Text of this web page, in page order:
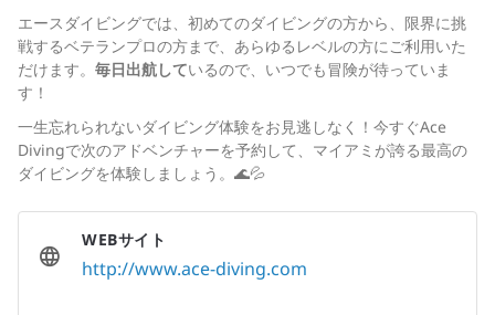
エースダイビングでは、初めてのダイビングの方から、限界に挑
戦するベテランプロの方まで、あらゆるレベルの方にご利用いた
だけます。 毎日出航しているので、いつでも冒険が待っていま
す！
一生忘れられないダイビング体験をお見逃しなく！今すぐAce
Divingで次のアドベンチャーを予約して、マイアミが誇る最高の
ダイビングを体験しましょう。🌊💦
WEBサイト
http://www.ace-diving.com